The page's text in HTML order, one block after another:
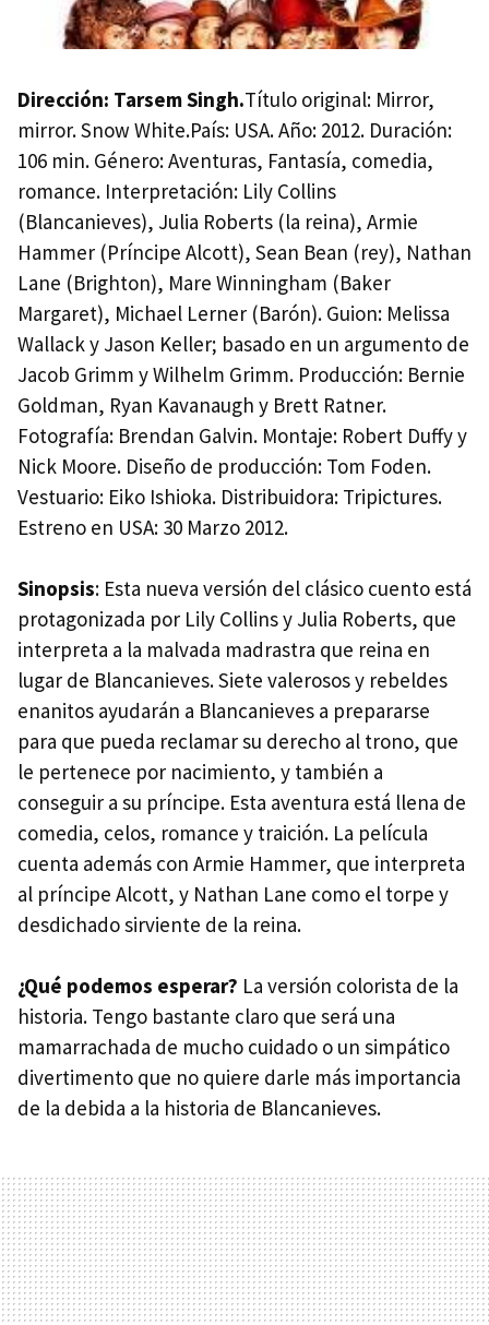
Dirección: Tarsem Singh.Título original: Mirror,
mirror. Snow White.País: USA. Año: 2012. Duración:
106 min. Género: Aventuras, Fantasía, comedia,
romance. Interpretación: Lily Collins
(Blancanieves), Julia Roberts (la reina), Armie
Hammer (Príncipe Alcott), Sean Bean (rey), Nathan
Lane (Brighton), Mare Winningham (Baker
Margaret), Michael Lerner (Barón). Guion: Melissa
Wallack y Jason Keller; basado en un argumento de
Jacob Grimm y Wilhelm Grimm. Producción: Bernie
Goldman, Ryan Kavanaugh y Brett Ratner.
Fotografía: Brendan Galvin. Montaje: Robert Duffy y
Nick Moore. Diseño de producción: Tom Foden.
Vestuario: Eiko Ishioka. Distribuidora: Tripictures.
Estreno en USA: 30 Marzo 2012.
Sinopsis: Esta nueva versión del clásico cuento está
protagonizada por Lily Collins y Julia Roberts, que
interpreta a la malvada madrastra que reina en
lugar de Blancanieves. Siete valerosos y rebeldes
enanitos ayudarán a Blancanieves a prepararse
para que pueda reclamar su derecho al trono, que
le pertenece por nacimiento, y también a
conseguir a su príncipe. Esta aventura está llena de
comedia, celos, romance y traición. La película
cuenta además con Armie Hammer, que interpreta
al príncipe Alcott, y Nathan Lane como el torpe y
desdichado sirviente de la reina.
¿Qué podemos esperar? La versión colorista de la
historia. Tengo bastante claro que será una
mamarrachada de mucho cuidado o un simpático
divertimento que no quiere darle más importancia
de la debida a la historia de Blancanieves.